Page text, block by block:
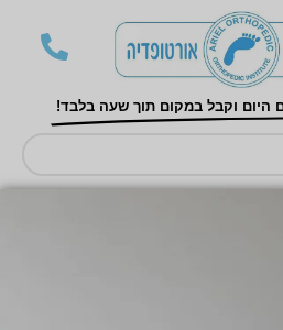
היום וקבל במקום תוך שעה בלבד!